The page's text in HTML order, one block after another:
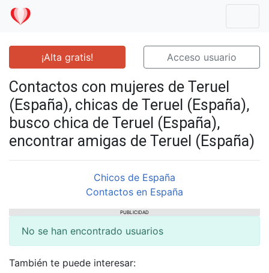
¡Alta gratis! Acceso usuario
Contactos con mujeres de Teruel
(España), chicas de Teruel (España),
busco chica de Teruel (España),
encontrar amigas de Teruel (España)
Chicos de España
Contactos en España
PUBLICIDAD
No se han encontrado usuarios
También te puede interesar: